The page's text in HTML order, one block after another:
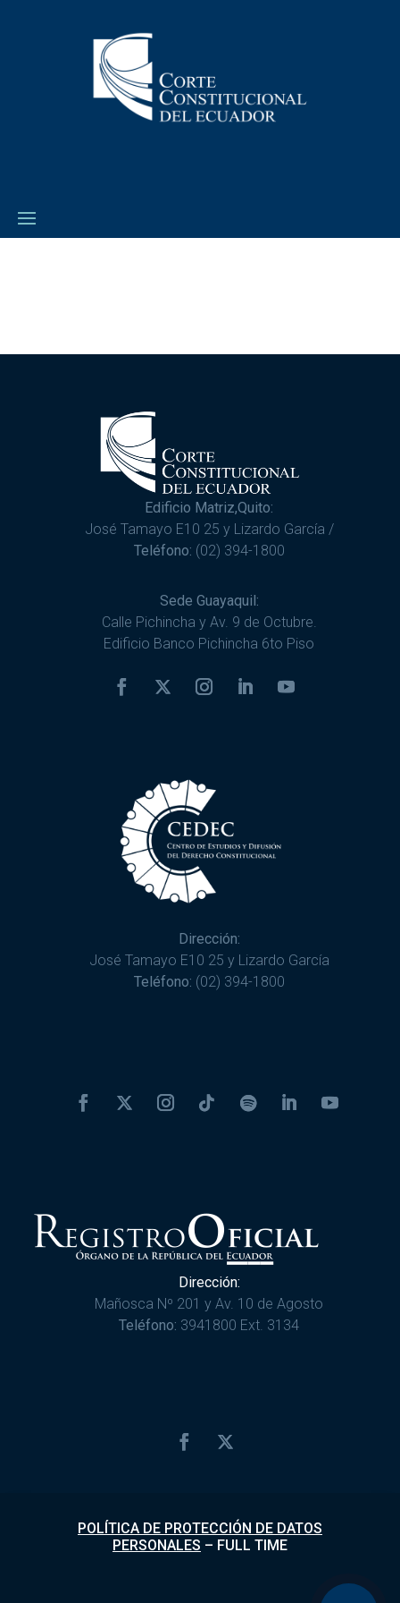
Edificio Matriz,Quito:
José Tamayo E10 25 y Lizardo García /
Teléfono: (02) 394-1800
Sede Guayaquil:
Calle Pichincha y Av. 9 de Octubre.
Edificio Banco Pichincha 6to Piso
Dirección:
José Tamayo E10 25 y Lizardo García
Teléfono: (02) 394-1800
Dirección:
Mañosca Nº 201 y Av. 10 de Agosto
Teléfono: 3941800 Ext. 3134
POLÍTICA DE PROTECCIÓN DE DATOS
PERSONALES – FULL TIME